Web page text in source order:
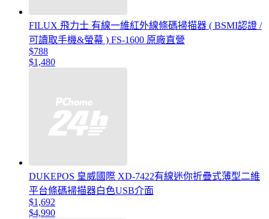
FILUX 飛力士 有線一維紅外線條碼掃描器 ( BSMI認證 /
可讀取手機&螢幕 ) FS-1600 原廠直營
$788
$1,480
DUKEPOS 皇威國際 XD-7422有線迷你折疊式薄型二維
平台條碼掃描器白色USB介面
$1,692
$4,990